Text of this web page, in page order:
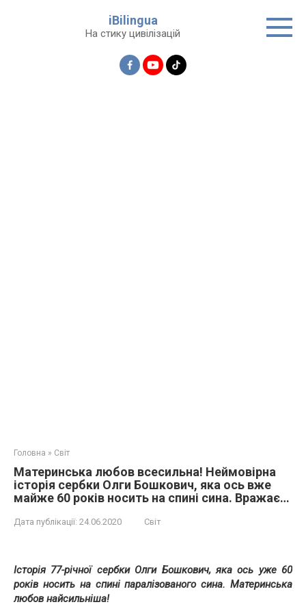
iBilingua
На стику цивілізацій
Головна » Світ
Материнська любов всесильна! Неймовірна
історія сербки Олги Бошкович, яка ось вже
майже 60 років носить на спині сина. Вражає…
Дата публікації: 24.06.2020 Світ
Історія 77-річної сербки Олги Бошкович, яка ось уже 60
років носить на спині паралізованого сина. Материнська
любов найсильніша!